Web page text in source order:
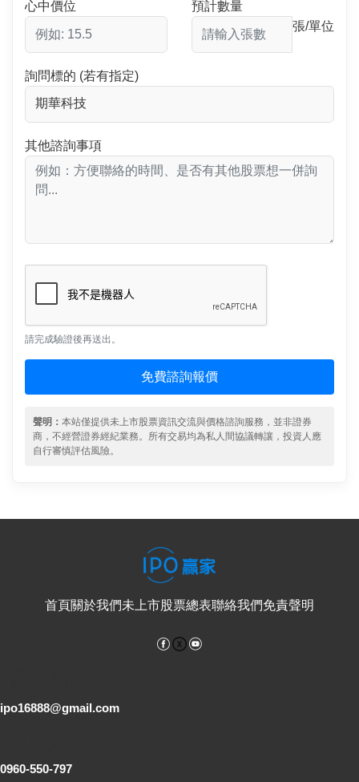
心中價位
預計數量
張/單位
詢問標的 (若有指定)
其他諮詢事項
請完成驗證後再送出。
免費諮詢報價
聲明： 本站僅提供未上市股票資訊交流與價格諮詢服務，並非證券
商，不經營證券經紀業務。所有交易均為私人間協議轉讓，投資人應
自行審慎評估風險。
首頁關於我們未上市股票總表聯絡我們免責聲明
Facebook
ipo16888@gmail.com
0960-550-797